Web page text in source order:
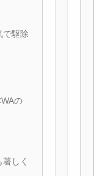
で駆除
の
しく